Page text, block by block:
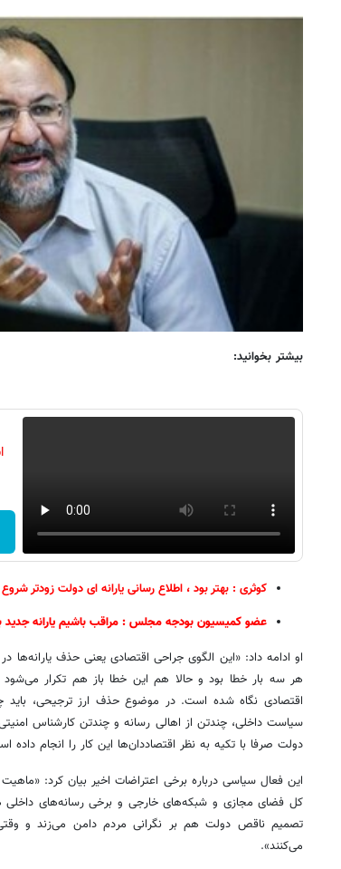
بیشتر بخوانید:
کوثری : بهتر بود ، اطلاع رسانی یارانه ای دولت زودتر
عضو کمیسیون بودجه مجلس : مراقب باشیم یارانه جدید
او ادامه داد: «این الگوی جراحی اقتصادی یعنی حذف یارانه‌ها
هر سه بار خطا بود و حالا هم این خطا باز هم تکرار
اقتصادی نگاه شده است. در موضوع حذف ارز ترجیحی،
سیاست داخلی، چندتن از اهالی رسانه‌ و چندتن کارشناس
دولت صرفا با تکیه به نظر اقتصاددان‌ها این کار را انجام داده
کل فضای مجازی و شبکه‌های خارجی و برخی رسانه‌های
تصمیم ناقص دولت هم بر نگرانی مردم دامن می‌زند و
می‌کنند».